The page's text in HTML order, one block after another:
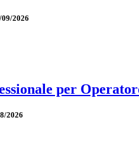
09/2026
per
2026